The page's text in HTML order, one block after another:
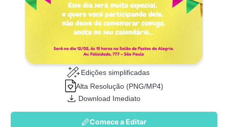
Edições simplificadas
Alta Resolução (PNG/MP4)
Download Imediato
Comece a Editar